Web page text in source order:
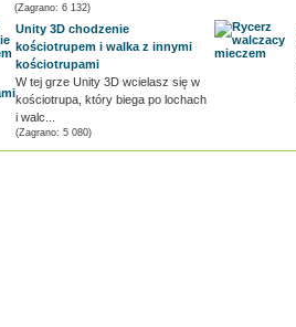
(Zagrano: 6 132)
Unity 3D chodzenie
kościotrupem i walka z innymi
kościotrupami
W tej grze Unity 3D wcielasz się w
kościotrupa, który biega po lochach
i walc...
(Zagrano: 5 080)